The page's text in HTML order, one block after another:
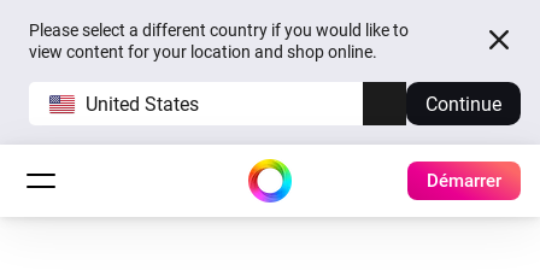
Please select a different country if you would like to
view content for your location and shop online.
United States Continue
Démarrer